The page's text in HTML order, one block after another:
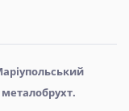
металобрухт.